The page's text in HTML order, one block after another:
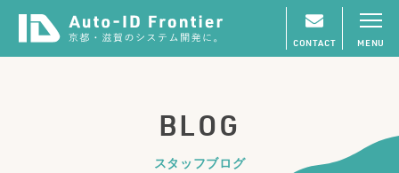
CONTACT MENU
BLOG
スタッフブログ